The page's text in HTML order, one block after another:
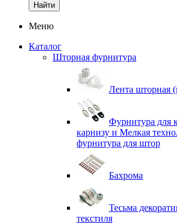
Найти
Меню
Каталог
Шторная фурнитура
Лента шторная
Фурнитура для
карнизу и Мелкая
фурнитура для штор
Бахрома
Тесьма
текстиля